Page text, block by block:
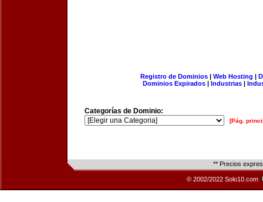
Registro de Dominios| Web Hosting |
Dominios Expirados | Industrias |
Categorías de Dominio:
[Pág.
** Precios
© 2002/2022 Solo10.com